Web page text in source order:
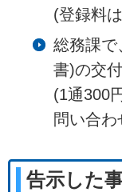
(登録料
総務課で
書)の交
(1通300
問い合
告示した